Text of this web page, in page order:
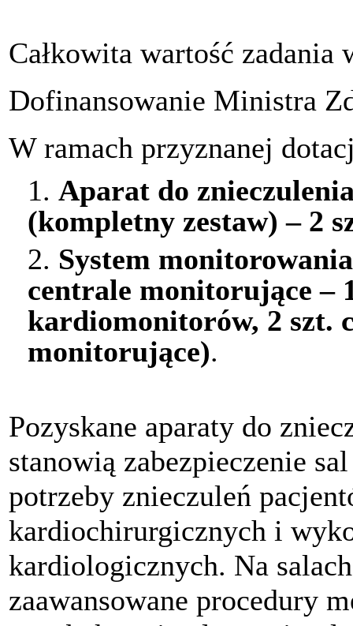
Całkowita wartość zadania
Dofinansowanie Ministra
W ramach przyznanej
1. Aparat do
(kompletny zestaw) – 2
2. System
centrale monitorujące –
kardiomonitorów, 2 szt.
monitorujące).
Pozyskane aparaty do
stanowią zabezpieczenie
potrzeby znieczuleń
kardiochirurgicznych i
kardiologicznych. Na
zaawansowane procedury